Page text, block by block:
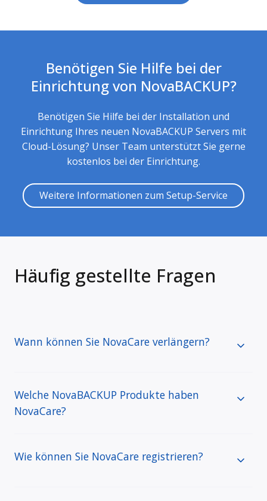
Benötigen Sie Hilfe bei der
Einrichtung von NovaBACKUP?
Benötigen Sie Hilfe bei der Installation und
Einrichtung Ihres neuen NovaBACKUP Servers mit
Cloud-Lösung? Unser Team unterstützt Sie gerne
kostenlos bei der Einrichtung.
Weitere Informationen zum Setup-Service
Häufig gestellte Fragen
Wann können Sie NovaCare verlängern?
Welche NovaBACKUP Produkte haben
NovaCare?
Wie können Sie NovaCare registrieren?